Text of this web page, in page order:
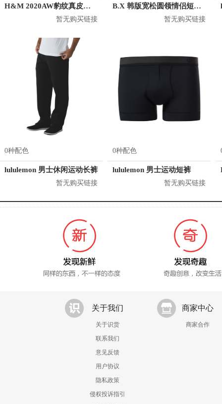
H&M 2020AW豹纹真皮五指手套 0785505
暂无购买链接
B.X 韩版宽松圆领情侣短袖T恤 男女同款 T-6202-002001
暂无购买链接
0种配色
lululemon 男士休闲运动长裤
暂无购买链接
0种配色
lululemon 男士运动短裤
暂无购买链接
关于我们
关于识货
联系我们
意见反馈
用户协议
隐私政策
侵权投诉指引
商家中心
商家合作